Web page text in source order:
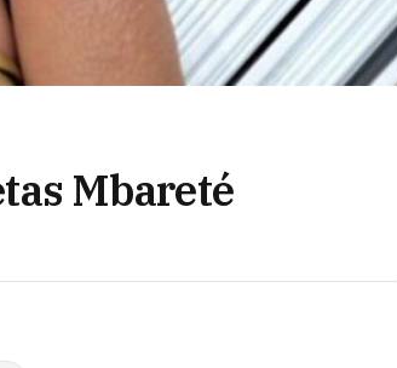
Mbareté